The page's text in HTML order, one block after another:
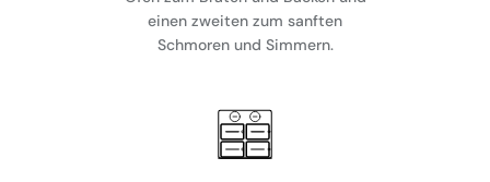
einen zweiten zum sanften
Schmoren und Simmern.